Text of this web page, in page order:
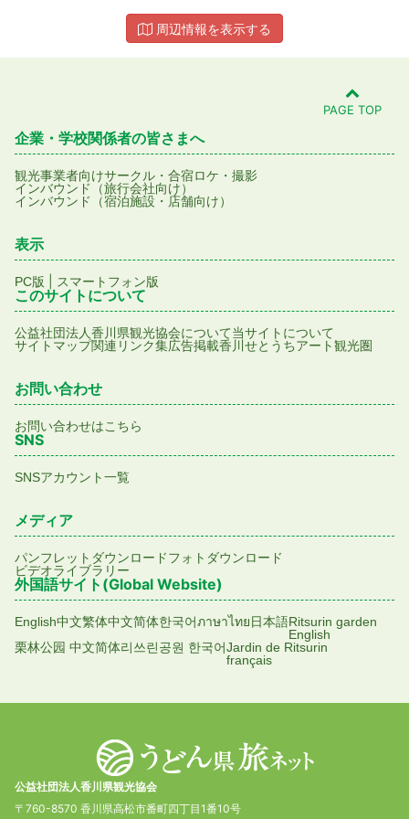
周辺情報を表示する
PAGE TOP
企業・学校関係者の皆さまへ
観光事業者向けサークル・合宿ロケ・撮影
インバウンド（旅行会社向け）
インバウンド（宿泊施設・店舗向け）
表示
PC版 スマートフォン版
このサイトについて
公益社団法人香川県観光協会について当サイトについて
サイトマップ関連リンク集広告掲載香川せとうちアート観光圏
お問い合わせ
お問い合わせはこちら
SNS
SNSアカウント一覧
メディア
パンフレットダウンロードフォトダウンロード
ビデオライブラリー
外国語サイト(Global Website)
English中文繁体中文简体한국어ภาษาไทย日本語Ritsurin garden
English
栗林公园 中文简体리쓰린공원 한국어Jardin de Ritsurin
français
公益社団法人香川県観光協会
〒760-8570 香川県高松市番町四丁目1番10号